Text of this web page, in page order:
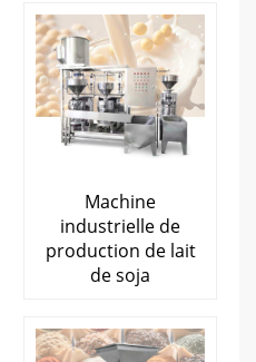
Machine
industrielle de
production de lait
de soja